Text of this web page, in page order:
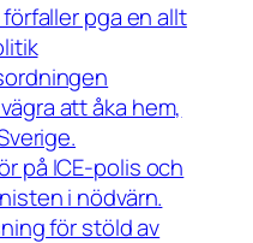
pga en allt
att åka hem,
på ICE-polis och
i nödvärn.
för stöld av